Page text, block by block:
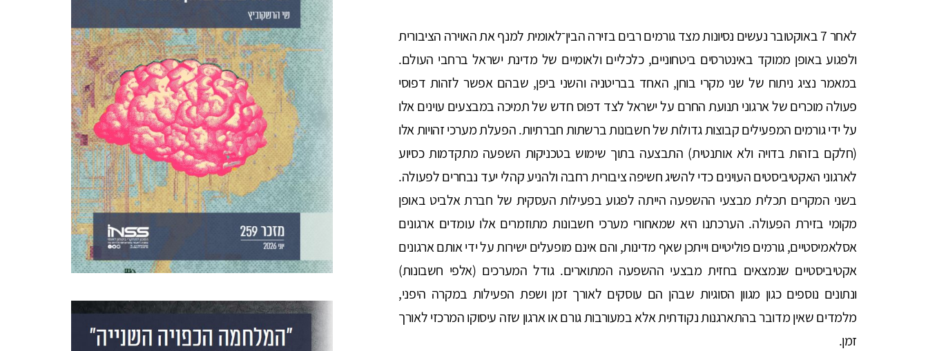
לאחר 7 באוקטובר נעשים נסיונות מצד גורמים רבים בזירה הבין־לאומית למנף את האוירה הציבורית
ולפגוע באופן ממוקד באינטרסים ביטחוניים, כלכליים ולאומיים של מדינת ישראל ברחבי העולם.
במאמר נציג ניתוח של שני מקרי בוחן, האחד בבריטניה והשני ביפן, שבהם אפשר לזהות דפוסי
פעולה מוכרים של ארגוני תנועת החרם על ישראל לצד דפוס חדש של תמיכה במבצעים עוינים אלו
על ידי גורמים המפעילים קבוצות גדולות של חשבונות ברשתות חברתיות. הפעלת מערכי זהויות אלו
(חלקם בזהות בדויה ולא אותנטית) התבצעה בתוך שימוש בטכניקות השפעה מתקדמות כסיוע
לארגוני האקטיביסטים העוינים כדי להשיג חשיפה ציבורית רחבה ולהניע קהלי יעד נבחרים לפעולה.
בשני המקרים תכלית מבצעי ההשפעה הייתה לפגוע בפעילות העסקית של חברת אלביט באופן
מקומי בזירת הפעולה. הערכתנו היא שמאחורי מערכי חשבונות מתוזמרים אלו עומדים ארגונים
אסלאמיסטיים, גורמים פוליטיים וייתכן שאף מדינות, והם אינם מופעלים ישירות על ידי אותם ארגונים
אקטיביסטיים שנמצאים בחזית מבצעי ההשפעה המתוארים. גודל המערכים (אלפי חשבונות)
ונתונים נוספים כגון מגוון הסוגיות שבהן הם עוסקים לאורך זמן ושפת הפעילות במקרה היפני,
מלמדים שאין מדובר בהתארגנות נקודתית אלא במעורבות גורם או ארגון שזה עיסוקו המרכזי לאורך
זמן.